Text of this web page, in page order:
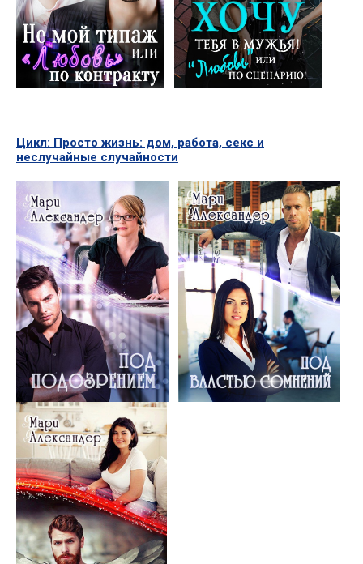
Цикл: Просто жизнь: дом, работа, секс и
неслучайные случайности